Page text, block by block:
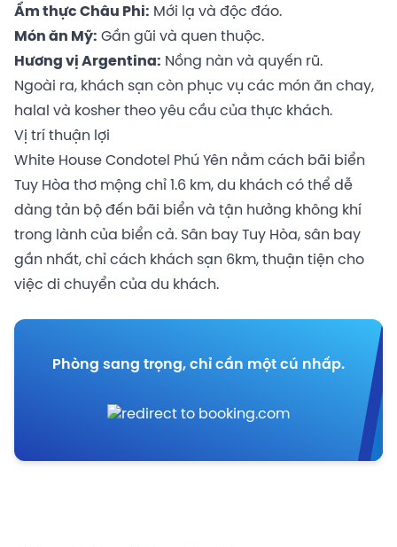
Ẩm thực Châu Phi: Mới lạ và độc đáo.
Món ăn Mỹ: Gần gũi và quen thuộc.
Hương vị Argentina: Nồng nàn và quyến rũ.
Ngoài ra, khách sạn còn phục vụ các món ăn chay,
halal và kosher theo yêu cầu của thực khách.
Vị trí thuận lợi
White House Condotel Phú Yên nằm cách bãi biển
Tuy Hòa thơ mộng chỉ 1.6 km, du khách có thể dễ
dàng tản bộ đến bãi biển và tận hưởng không khí
trong lành của biển cả. Sân bay Tuy Hòa, sân bay
gần nhất, chỉ cách khách sạn 6km, thuận tiện cho
việc di chuyển của du khách.
Phòng sang trọng, chỉ cần một cú nhấp.